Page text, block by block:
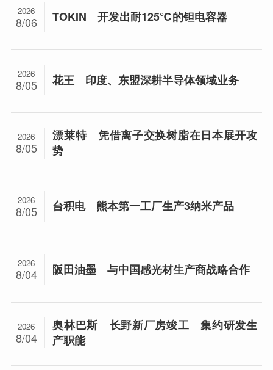
TOKIN 开发出耐125℃的钽电容器
2026
8/06
花王 印度、东盟深耕半导体领域业务
2026
8/05
漂莱特 凭借离子交换树脂在日本展开攻
势
2026
8/05
台积电 熊本第一工厂生产3纳米产品
2026
8/05
阪田油墨 与中国感光材生产商战略合作
2026
8/04
奥林巴斯 长野新厂房竣工 集约研发生
产职能
2026
8/04